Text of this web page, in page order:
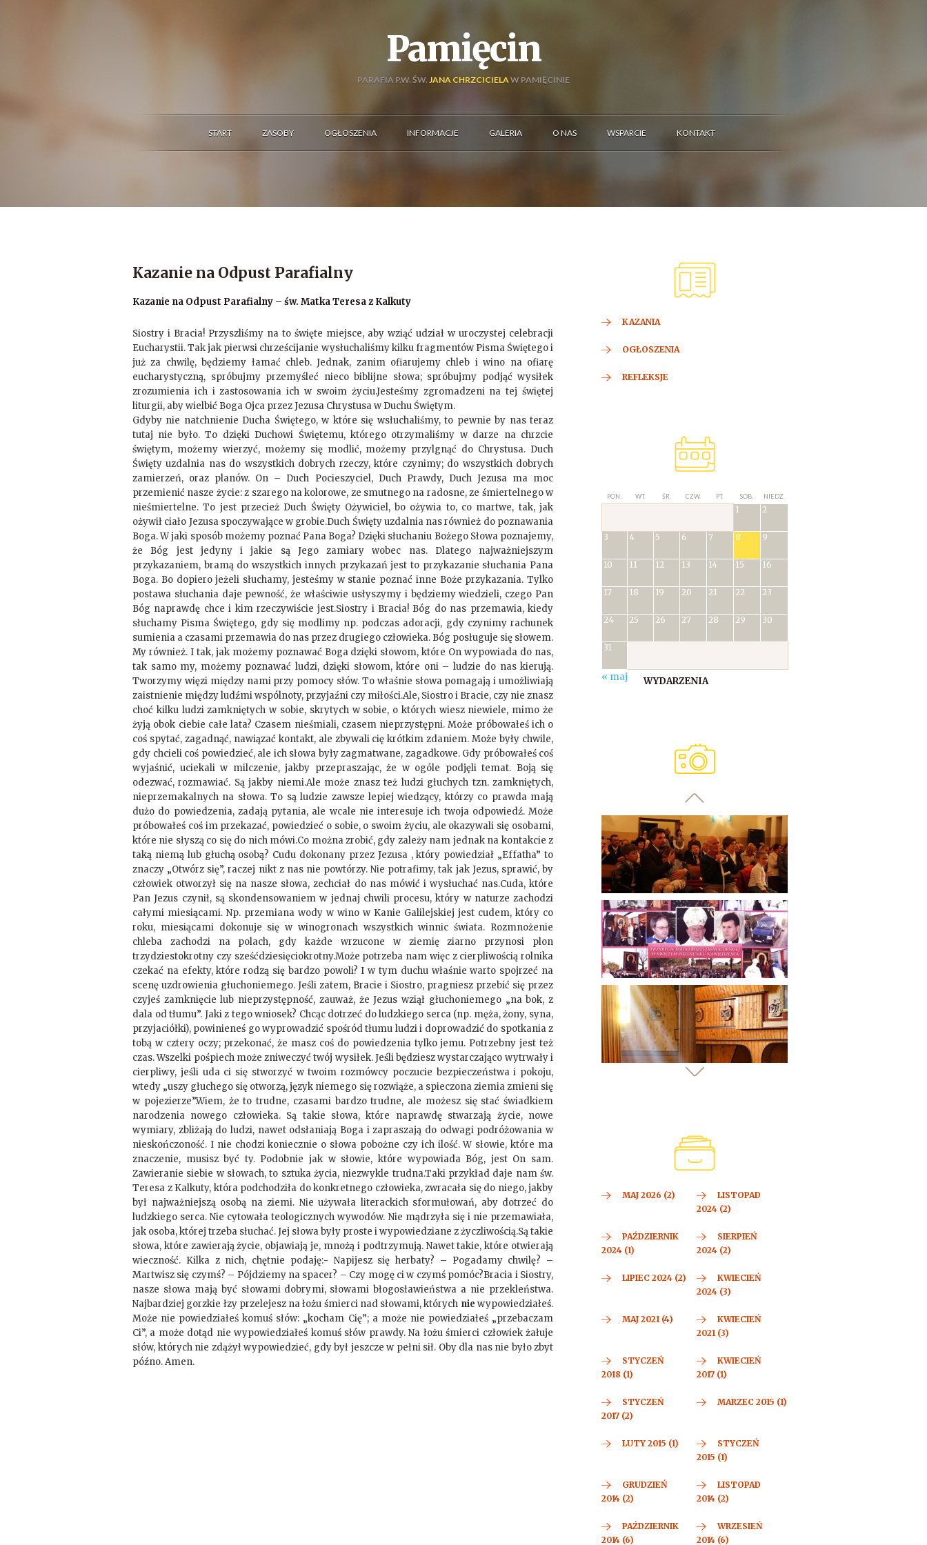
Pamięcin
PARAFIA P.W. ŚW. JANA CHRZCICIELAW PAMIĘCINIE
START ZASOBY OGŁOSZENIA INFORMACJE GALERIA O NAS WSPARCIE KONTAKT
Kazanie na Odpust Parafialny
Kazanie na Odpust Parafialny – św. Matka Teresa z Kalkuty
Siostry i Bracia! Przyszliśmy na to święte miejsce, aby wziąć udział w uroczystej celebracji
Eucharystii. Tak jak pierwsi chrześcijanie wysłuchaliśmy kilku fragmentów Pisma Świętego i
już za chwilę, będziemy łamać chleb. Jednak, zanim ofiarujemy chleb i wino na ofiarę
eucharystyczną, spróbujmy przemyśleć nieco biblijne słowa; spróbujmy podjąć wysiłek
zrozumienia ich i zastosowania ich w swoim życiu.Jesteśmy zgromadzeni na tej świętej
liturgii, aby wielbić Boga Ojca przez Jezusa Chrystusa w Duchu Świętym.
Gdyby nie natchnienie Ducha Świętego, w które się wsłuchaliśmy, to pewnie by nas teraz
tutaj nie było. To dzięki Duchowi Świętemu, którego otrzymaliśmy w darze na chrzcie
świętym, możemy wierzyć, możemy się modlić, możemy przylgnąć do Chrystusa. Duch
Święty uzdalnia nas do wszystkich dobrych rzeczy, które czynimy; do wszystkich dobrych
zamierzeń, oraz planów. On – Duch Pocieszyciel, Duch Prawdy, Duch Jezusa ma moc
przemienić nasze życie: z szarego na kolorowe, ze smutnego na radosne, ze śmiertelnego w
nieśmiertelne. To jest przecież Duch Święty Ożywiciel, bo ożywia to, co martwe, tak, jak
ożywił ciało Jezusa spoczywające w grobie.Duch Święty uzdalnia nas również do poznawania
Boga. W jaki sposób możemy poznać Pana Boga? Dzięki słuchaniu Bożego Słowa poznajemy,
że Bóg jest jedyny i jakie są Jego zamiary wobec nas. Dlatego najważniejszym
przykazaniem, bramą do wszystkich innych przykazań jest to przykazanie słuchania Pana
Boga. Bo dopiero jeżeli słuchamy, jesteśmy w stanie poznać inne Boże przykazania. Tylko
postawa słuchania daje pewność, że właściwie usłyszymy i będziemy wiedzieli, czego Pan
Bóg naprawdę chce i kim rzeczywiście jest.Siostry i Bracia! Bóg do nas przemawia, kiedy
słuchamy Pisma Świętego, gdy się modlimy np. podczas adoracji, gdy czynimy rachunek
sumienia a czasami przemawia do nas przez drugiego człowieka. Bóg posługuje się słowem.
My również. I tak, jak możemy poznawać Boga dzięki słowom, które On wypowiada do nas,
tak samo my, możemy poznawać ludzi, dzięki słowom, które oni – ludzie do nas kierują.
Tworzymy więzi między nami przy pomocy słów. To właśnie słowa pomagają i umożliwiają
zaistnienie między ludźmi wspólnoty, przyjaźni czy miłości.Ale, Siostro i Bracie, czy nie znasz
choć kilku ludzi zamkniętych w sobie, skrytych w sobie, o których wiesz niewiele, mimo że
żyją obok ciebie całe lata? Czasem nieśmiali, czasem nieprzystępni. Może próbowałeś ich o
coś spytać, zagadnąć, nawiązać kontakt, ale zbywali cię krótkim zdaniem. Może były chwile,
gdy chcieli coś powiedzieć, ale ich słowa były zagmatwane, zagadkowe. Gdy próbowałeś coś
wyjaśnić, uciekali w milczenie, jakby przepraszając, że w ogóle podjęli temat. Boją się
odezwać, rozmawiać. Są jakby niemi.Ale może znasz też ludzi głuchych tzn. zamkniętych,
nieprzemakalnych na słowa. To są ludzie zawsze lepiej wiedzący, którzy co prawda mają
dużo do powiedzenia, zadają pytania, ale wcale nie interesuje ich twoja odpowiedź. Może
próbowałeś coś im przekazać, powiedzieć o sobie, o swoim życiu, ale okazywali się osobami,
które nie słyszą co się do nich mówi.Co można zrobić, gdy zależy nam jednak na kontakcie z
taką niemą lub głuchą osobą? Cudu dokonany przez Jezusa , który powiedział „Effatha” to
znaczy „Otwórz się”, raczej nikt z nas nie powtórzy. Nie potrafimy, tak jak Jezus, sprawić, by
człowiek otworzył się na nasze słowa, zechciał do nas mówić i wysłuchać nas.Cuda, które
Pan Jezus czynił, są skondensowaniem w jednaj chwili procesu, który w naturze zachodzi
całymi miesiącami. Np. przemiana wody w wino w Kanie Galilejskiej jest cudem, który co
roku, miesiącami dokonuje się w winogronach wszystkich winnic świata. Rozmnożenie
chleba zachodzi na polach, gdy każde wrzucone w ziemię ziarno przynosi plon
trzydziestokrotny czy sześćdziesięciokrotny.Może potrzeba nam więc z cierpliwością rolnika
czekać na efekty, które rodzą się bardzo powoli? I w tym duchu właśnie warto spojrzeć na
scenę uzdrowienia głuchoniemego. Jeśli zatem, Bracie i Siostro, pragniesz przebić się przez
czyjeś zamknięcie lub nieprzystępność, zauważ, że Jezus wziął głuchoniemego „na bok, z
dala od tłumu”. Jaki z tego wniosek? Chcąc dotrzeć do ludzkiego serca (np. męża, żony, syna,
przyjaciółki), powinieneś go wyprowadzić spośród tłumu ludzi i doprowadzić do spotkania z
tobą w cztery oczy; przekonać, że masz coś do powiedzenia tylko jemu. Potrzebny jest też
czas. Wszelki pośpiech może zniweczyć twój wysiłek. Jeśli będziesz wystarczająco wytrwały i
cierpliwy, jeśli uda ci się stworzyć w twoim rozmówcy poczucie bezpieczeństwa i pokoju,
wtedy „uszy głuchego się otworzą, język niemego się rozwiąże, a spieczona ziemia zmieni się
w pojezierze”.Wiem, że to trudne, czasami bardzo trudne, ale możesz się stać świadkiem
narodzenia nowego człowieka. Są takie słowa, które naprawdę stwarzają życie, nowe
wymiary, zbliżają do ludzi, nawet odsłaniają Boga i zapraszają do odwagi podróżowania w
nieskończoność. I nie chodzi koniecznie o słowa pobożne czy ich ilość. W słowie, które ma
znaczenie, musisz być ty. Podobnie jak w słowie, które wypowiada Bóg, jest On sam.
Zawieranie siebie w słowach, to sztuka życia, niezwykle trudna.Taki przykład daje nam św.
Teresa z Kalkuty, która podchodziła do konkretnego człowieka, zwracała się do niego, jakby
był najważniejszą osobą na ziemi. Nie używała literackich sformułowań, aby dotrzeć do
ludzkiego serca. Nie cytowała teologicznych wywodów. Nie mądrzyła się i nie przemawiała,
jak osoba, której trzeba słuchać. Jej słowa były proste i wypowiedziane z życzliwością.Są takie
słowa, które zawierają życie, objawiają je, mnożą i podtrzymują. Nawet takie, które otwierają
wieczność. Kilka z nich, chętnie podaję:- Napijesz się herbaty? – Pogadamy chwilę? –
Martwisz się czymś? – Pójdziemy na spacer? – Czy mogę ci w czymś pomóc?Bracia i Siostry,
nasze słowa mają być słowami dobrymi, słowami błogosławieństwa a nie przekleństwa.
Najbardziej gorzkie łzy przelejesz na łożu śmierci nad słowami, których nie wypowiedziałeś.
Może nie powiedziałeś komuś słów: „kocham Cię”; a może nie powiedziałeś „przebaczam
Ci”, a może dotąd nie wypowiedziałeś komuś słów prawdy. Na łożu śmierci człowiek żałuje
słów, których nie zdążył wypowiedzieć, gdy był jeszcze w pełni sił. Oby dla nas nie było zbyt
późno. Amen.
KAZANIA
OGŁOSZENIA
REFLEKSJE
PON. WT. ŚR. CZW. PT. SOB. NIEDZ.
1 2
3 4 5 6 7 8 9
10 11 12 13 14 15 16
17 18 19 20 21 22 23
24 25 26 27 28 29 30
31
« maj WYDARZENIA
MAJ 2026 (2)
LISTOPAD
2024 (2)
PAŹDZIERNIK
2024 (1)
SIERPIEŃ
2024 (2)
LIPIEC 2024 (2)
KWIECIEŃ
2024 (3)
MAJ 2021 (4)
KWIECIEŃ
2021 (3)
STYCZEŃ
2018 (1)
KWIECIEŃ
2017 (1)
STYCZEŃ
2017 (2)
MARZEC 2015 (1)
LUTY 2015 (1)
STYCZEŃ
2015 (1)
GRUDZIEŃ
2014 (2)
LISTOPAD
2014 (2)
PAŹDZIERNIK
2014 (6)
WRZESIEŃ
2014 (6)